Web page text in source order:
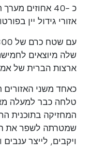
אזורי גידול יין
שלה מיוצאים
ארצות הברית של
כאחד משני האזורים
טלחה כבר למעלה
המחזיקה בתוכנית
שמטרתה לשפר את
ויקבים, לייצר ענבים